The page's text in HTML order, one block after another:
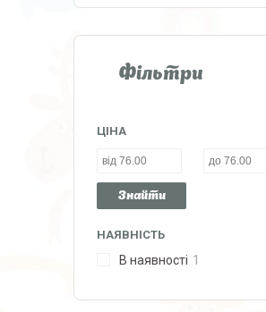
Фільтри
ЦІНА
Знайти
НАЯВНІСТЬ
В наявності 1